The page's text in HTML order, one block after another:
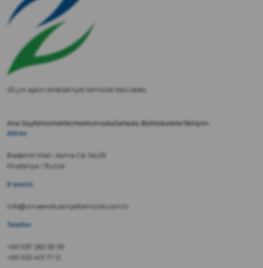
25 yılı aşkın endüstriyel temizlik tecrübesi
Ana SayfaHizmetlerHakkımızdaSahada BizMakaleler İletişim
Adres
Bademli Mah. Asma Cd. No:29
Mudanya / Bursa
E-posta
info@zirveendustriyeltemizlik.com.tr
Telefon
+90 537 260 59 59
+90 533 401 71 12